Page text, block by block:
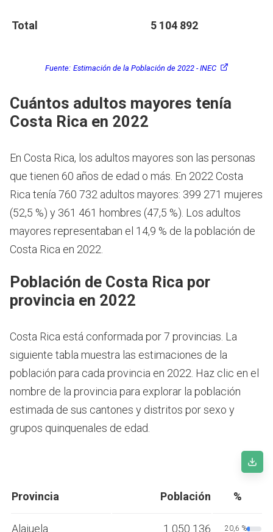
Total 5 104 892
Fuente: Estimación de la Población de 2022 - INEC
Cuántos adultos mayores tenía
Costa Rica en 2022
En Costa Rica, los adultos mayores son las personas
que tienen 60 años de edad o más. En 2022 Costa
Rica tenía 760 732 adultos mayores: 399 271 mujeres
(52,5 %) y 361 461 hombres (47,5 %). Los adultos
mayores representaban el 14,9 % de la población de
Costa Rica en 2022.
Población de Costa Rica por
provincia en 2022
Costa Rica está conformada por 7 provincias. La
siguiente tabla muestra las estimaciones de la
población para cada provincia en 2022. Haz clic en el
nombre de la provincia para explorar la población
estimada de sus cantones y distritos por sexo y
grupos quinquenales de edad.
Provincia Población %
Alajuela 1 050 136 20,6 %